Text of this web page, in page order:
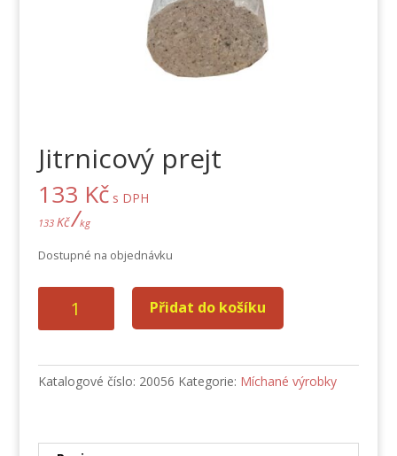
Jitrnicový prejt
133 Kč s DPH
133 Kč/kg
Dostupné na objednávku
Přidat do košíku
Katalogové číslo: 20056 Kategorie: Míchané výrobky